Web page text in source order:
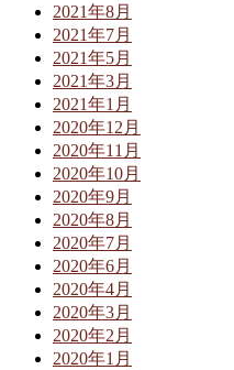
2021年8月
2021年7月
2021年5月
2021年3月
2021年1月
2020年12月
2020年11月
2020年10月
2020年9月
2020年8月
2020年7月
2020年6月
2020年4月
2020年3月
2020年2月
2020年1月